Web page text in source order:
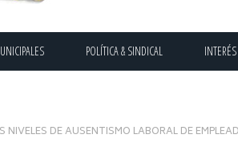
POLÍTICA & SINDICAL
NIVELES DE AUSENTISMO LABORAL DE